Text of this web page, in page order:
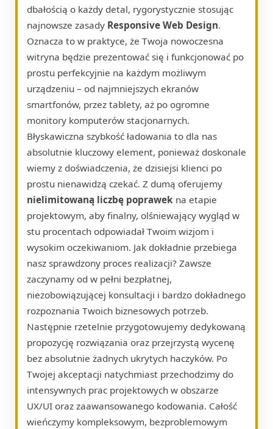
dbałością o każdy detal, rygorystycznie stosując
najnowsze zasady Responsive Web Design.
Oznacza to w praktyce, że Twoja nowoczesna
witryna będzie prezentować się i funkcjonować po
prostu perfekcyjnie na każdym możliwym
urządzeniu – od najmniejszych ekranów
smartfonów, przez tablety, aż po ogromne
monitory komputerów stacjonarnych.
Błyskawiczna szybkość ładowania to dla nas
absolutnie kluczowy element, ponieważ doskonale
wiemy z doświadczenia, że dzisiejsi klienci po
prostu nienawidzą czekać. Z dumą oferujemy
nielimitowaną liczbę poprawek na etapie
projektowym, aby finalny, olśniewający wygląd w
stu procentach odpowiadał Twoim wizjom i
wysokim oczekiwaniom. Jak dokładnie przebiega
nasz sprawdzony proces realizacji? Zawsze
zaczynamy od w pełni bezpłatnej,
niezobowiązującej konsultacji i bardzo dokładnego
rozpoznania Twoich biznesowych potrzeb.
Następnie rzetelnie przygotowujemy dedykowaną
propozycję rozwiązania oraz przejrzystą wycenę
bez absolutnie żadnych ukrytych haczyków. Po
Twojej akceptacji natychmiast przechodzimy do
intensywnych prac projektowych w obszarze
UX/UI oraz zaawansowanego kodowania. Całość
wieńczymy kompleksowym, bezproblemowym